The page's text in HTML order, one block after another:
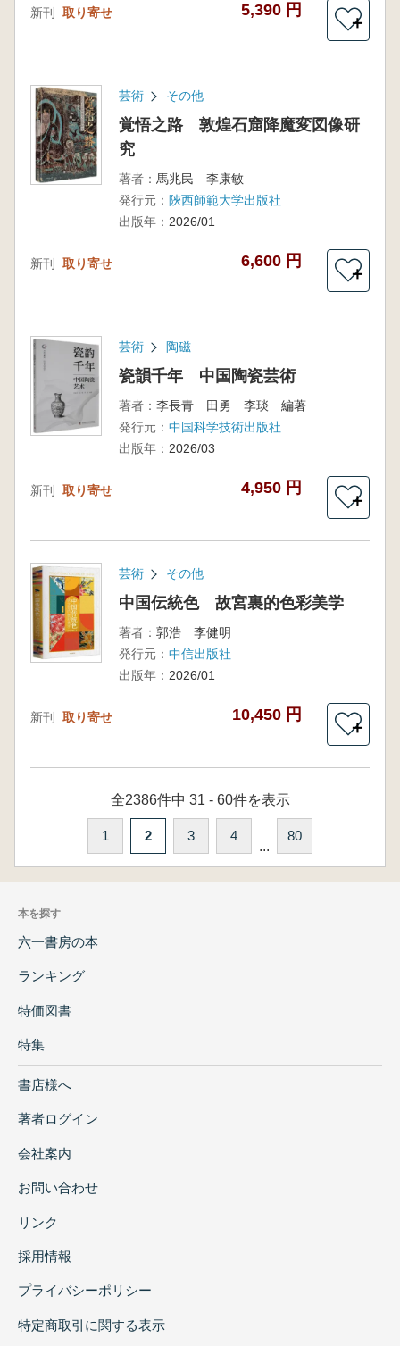
新刊 取り寄せ 5,390 円
＋
芸術 その他
覚悟之路 敦煌石窟降魔変図像研
究
著者： 馬兆民 李康敏
発行元： 陝西師範大学出版社
出版年： 2026/01
新刊 取り寄せ 6,600 円
＋
芸術 陶磁
瓷韻千年 中国陶瓷芸術
著者： 李長青 田勇 李琰 編著
発行元： 中国科学技術出版社
出版年： 2026/03
新刊 取り寄せ 4,950 円
＋
芸術 その他
中国伝統色 故宮裏的色彩美学
著者： 郭浩 李健明
発行元： 中信出版社
出版年： 2026/01
新刊 取り寄せ 10,450 円
＋
全2386件中 31 - 60件を表示
1 2 3 4
...
80
本を探す
六一書房の本
ランキング
特価図書
特集
書店様へ
著者ログイン
会社案内
お問い合わせ
リンク
採用情報
プライバシーポリシー
特定商取引に関する表示